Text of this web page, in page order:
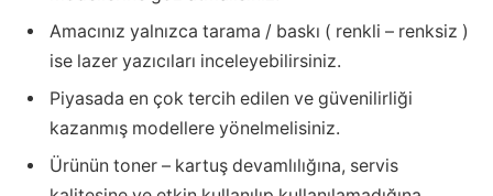
Amacınız yalnızca tarama / baskı ( renkli – renksiz )
ise lazer yazıcıları inceleyebilirsiniz.
Piyasada en çok tercih edilen ve güvenilirliği
kazanmış modellere yönelmelisiniz.
Ürünün toner – kartuş devamlılığına, servis